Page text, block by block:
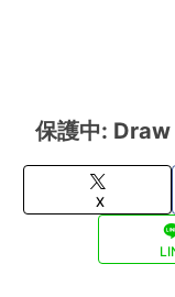
保護中:
X